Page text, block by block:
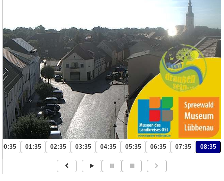
00:35 01:35 02:35 03:35 04:35 05:35 06:35 07:35 08:35